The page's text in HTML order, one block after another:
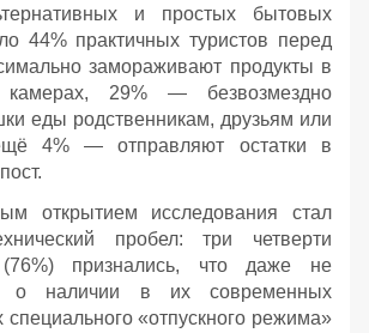
и простых бытовых
44% практичных туристов перед
замораживают продукты в
камерах, 29% — безвозмездно
еды родственникам, друзьям или
4% — отправляют остатки в
открытием исследования стал
пробел: три четверти
признались, что даже не
о наличии в их современных
специального «отпускного режима»